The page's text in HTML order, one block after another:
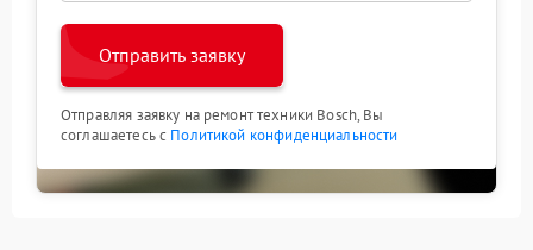
Отправить заявку
Отправляя заявку на ремонт техники Bosch, Вы
соглашаетесь с Политикой конфиденциальности